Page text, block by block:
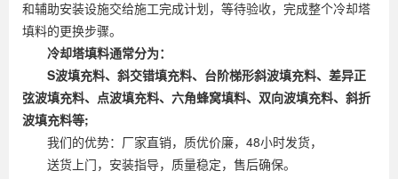
和辅助安装设施交给施工完成计划，等待验收，完成整个冷却塔
填料的更换步骤。
冷却塔填料通常分为：
S波填充料、斜交错填充料、台阶梯形斜波填充料、差异正
弦波填充料、点波填充料、六角蜂窝填料、双向波填充料、斜折
波填充料等;
我们的优势：厂家直销，质优价廉，48小时发货，
送货上门，安装指导，质量稳定，售后确保。